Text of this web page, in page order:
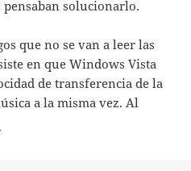
solucionarlo.
que no se van a leer las
en que Windows Vista
de transferencia de la
a la misma vez. Al
al problema de